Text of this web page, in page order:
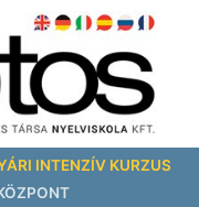
INTENZÍV KURZUS